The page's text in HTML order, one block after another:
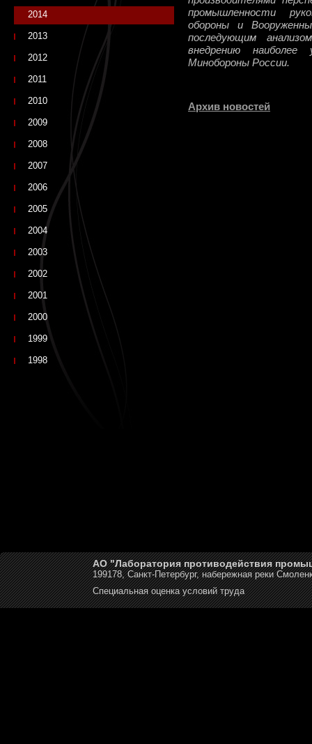
промышленности
обороны и
последующим
внедрению
Минобороны России.
Архив новостей
2014
2013
2012
2011
2010
2009
2008
2007
2006
2005
2004
2003
2002
2001
2000
1999
1998
АО "Лаборатория противодействия
199178, Санкт-Петербург, набережная реки
Специальная оценка условий труда